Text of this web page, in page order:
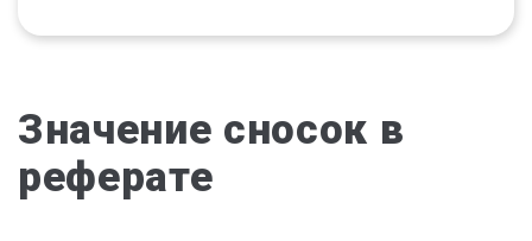
Значение сносок в
реферате